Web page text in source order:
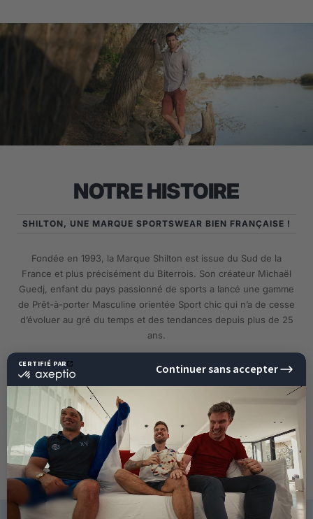
NOTRE HISTOIRE
SHILTON, UNE MARQUE SPORTSWEAR BIEN FRANÇAISE !
Fondée en 1993, la Marque Shilton est issue du Sud de la
France et plus précisément du Biterrois. Son créateur Michaël
Guedj, enfant du pays passionné de sports a lancé une gamme
de Prêt-à-porter Masculine orientée Sport chic qui n’a de cesse
d’évoluer au gré du temps et des tendances depuis plus de 25
ans.
10%DE RÉDUCTION
SUR VOTRE PROCHAINE
COMMANDE !